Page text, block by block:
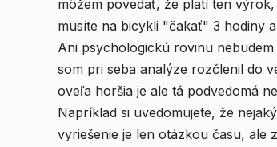
môžem povedať, že platí ten
musíte na bicykli "čakať" 3 hodiny
Ani psychologickú rovinu
som pri seba analýze rozčlenil do
oveľa horšia je ale tá podvedomá
Napríklad si uvedomujete, že
vyriešenie je len otázkou času, ale